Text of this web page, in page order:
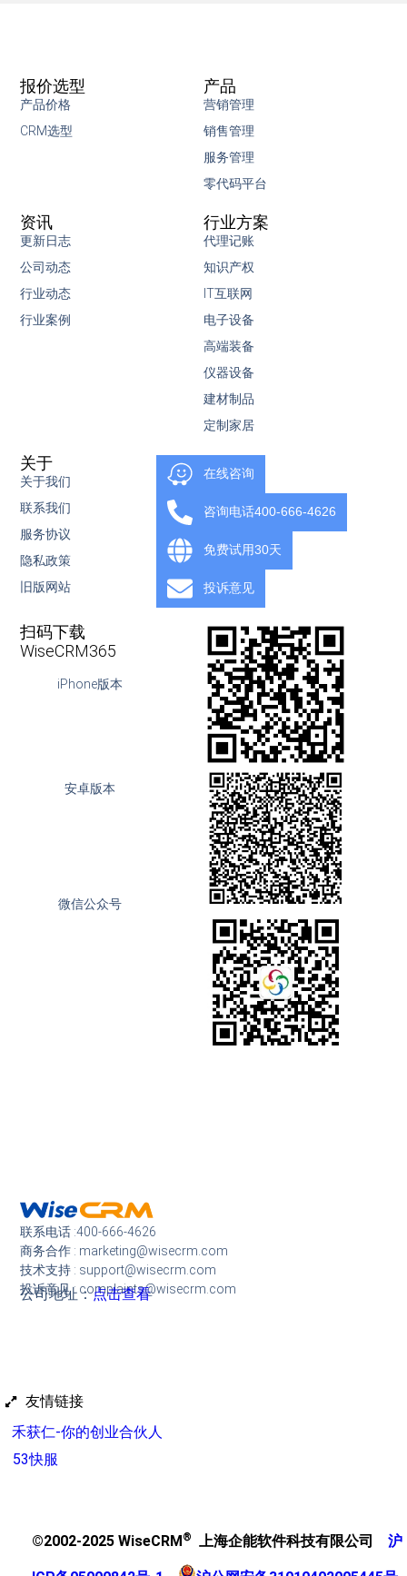
联系电话 :400-666-4626
商务合作 : marketing@wisecrm.com
技术支持 : support@wisecrm.com
投诉意见 : complaints@wisecrm.com
公司地址：点击查看
产品
营销管理
销售管理
服务管理
零代码平台
报价选型
产品价格
CRM选型
行业方案
代理记账
知识产权
IT互联网
电子设备
高端装备
仪器设备
建材制品
定制家居
资讯
更新日志
公司动态
行业动态
行业案例
服务
服务内容
知识库
下载
OpenAPI
关于
关于我们
联系我们
服务协议
隐私政策
旧版网站
扫码下载
WiseCRM365
iPhone版本
安卓版本
微信公众号
友情链接
禾获仁-你的创业合伙人
53快服
©2002-2025 WiseCRM® 上海企能软件科技有限公司 沪
在线咨询
咨询电话400-666-4626
免费试用30天
投诉意见